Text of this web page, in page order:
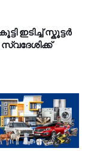
ഇടിച്ച് സ്കൂട്ടർ